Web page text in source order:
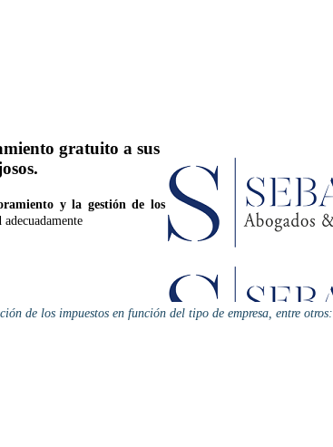
gratuito a sus
y la gestión de los
adecuadamente
de los impuestos en función del tipo de empresa, entre otros: